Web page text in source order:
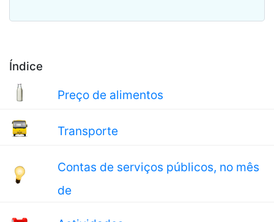
Índice
Preço de alimentos
Transporte
Contas de serviços públicos, no mês
de